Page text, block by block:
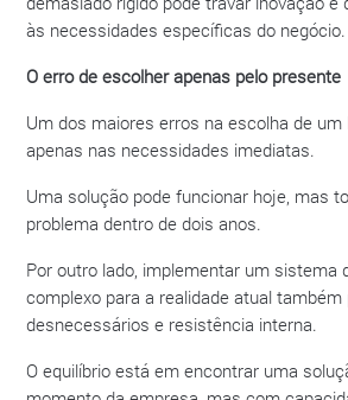
às necessidades específicas do negócio.
O erro de escolher apenas pelo presente
Um dos maiores erros na escolha de um
apenas nas necessidades imediatas.
Uma solução pode funcionar hoje, mas
problema dentro de dois anos.
Por outro lado, implementar um sistema
complexo para a realidade atual
desnecessários e resistência interna.
O equilíbrio está em encontrar uma